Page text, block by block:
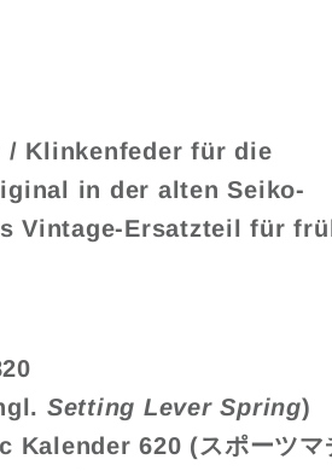
/ Klinkenfeder für die
in der alten Seiko-
Vintage-Ersatzteil für
Setting Lever Spring)
Kalender 620 (スポーツマ